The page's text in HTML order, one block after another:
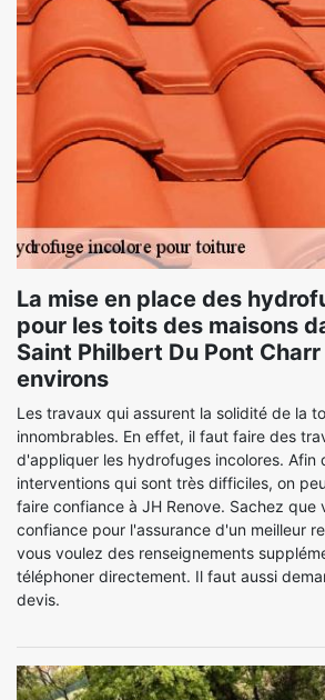
La mise en place des
pour les toits des maisons
Saint Philbert Du Pont
environs
Les travaux qui assurent la solidité de la
innombrables. En effet, il faut faire des
d'appliquer les hydrofuges incolores. Afin
interventions qui sont très difficiles, on
faire confiance à JH Renove. Sachez que
confiance pour l'assurance d'un meilleur
vous voulez des renseignements
téléphoner directement. Il faut aussi
devis.